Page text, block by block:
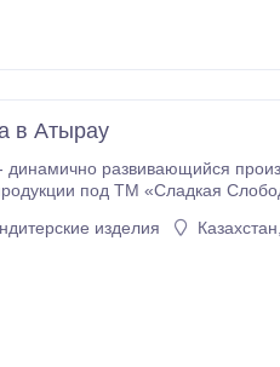
в Атырау
развивающийся
ООО «Сладкая Слобода» производит качественное
изделия